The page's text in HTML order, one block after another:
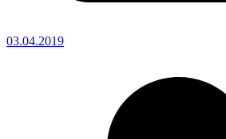
03.04.2019